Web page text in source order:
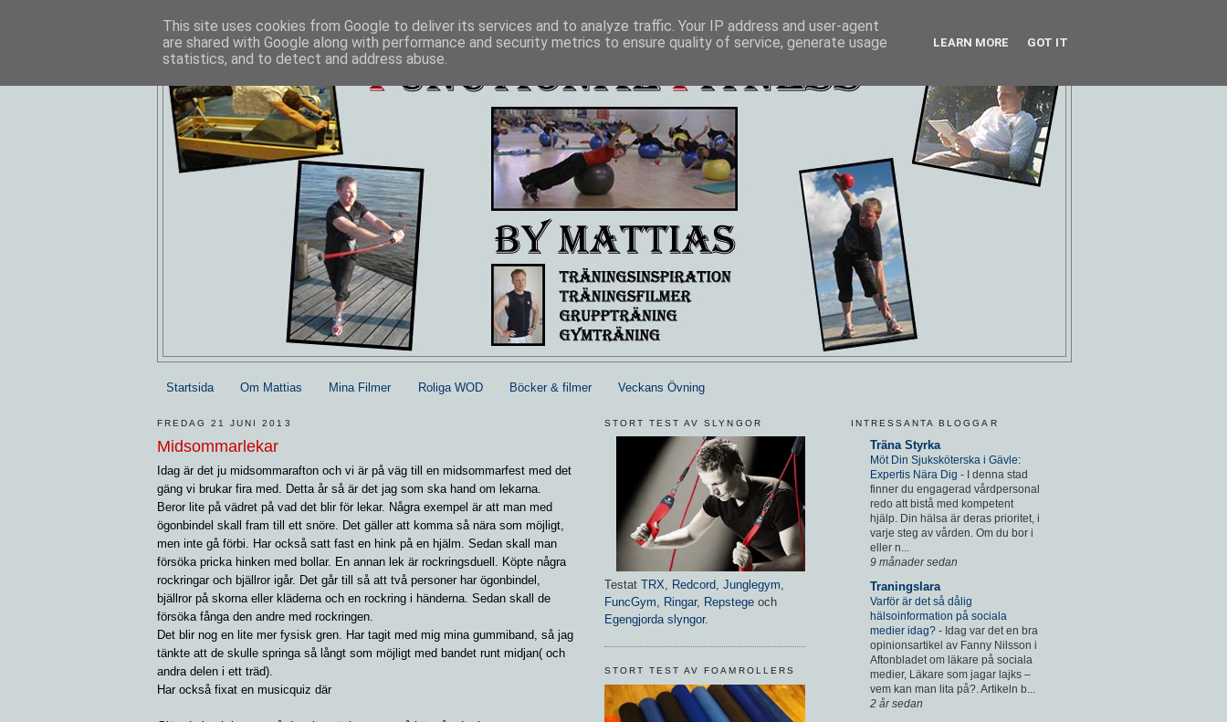
Startsida Om Mattias Mina Filmer Roliga WOD Böcker & filmer Veckans Övning
FREDAG 21 JUNI 2013
Midsommarlekar
Idag är det ju midsommarafton och vi är på väg till en midsommarfest med det
gäng vi brukar fira med. Detta år så är det jag som ska hand om lekarna.
Beror lite på vädret på vad det blir för lekar. Några exempel är att man med
ögonbindel skall fram till ett snöre. Det gäller att komma så nära som möjligt,
men inte gå förbi. Har också satt fast en hink på en hjälm. Sedan skall man
försöka pricka hinken med bollar. En annan lek är rockringsduell. Köpte några
rockringar och bjällror igår. Det går till så att två personer har ögonbindel,
bjällror på skorna eller kläderna och en rockring i händerna. Sedan skall de
försöka fånga den andre med rockringen.
Det blir nog en lite mer fysisk gren. Har tagit med mig mina gummiband, så jag
tänkte att de skulle springa så långt som möjligt med bandet runt midjan( och
andra delen i ett träd).
Har också fixat en musicquiz där
INTRESSANTA BLOGGAR
Träna Styrka
Möt Din Sjuksköterska i Gävle:
Expertis Nära Dig -
I denna stad
finner du engagerad vårdpersonal
redo att bistå med kompetent
hjälp. Din hälsa är deras prioritet, i
varje steg av vården. Om du bor i
eller n...
9 månader sedan
Traningslara
Varför är det så dålig
hälsoinformation på sociala
medier idag? - Idag var det en bra
opinionsartikel av Fanny Nilsson i
Aftonbladet om läkare på sociala
medier, Läkare som jagar lajks –
vem kan man lita på?. Artikeln b...
2 år sedan
STORT TEST AV SLYNGOR
Testat TRX, Redcord, Junglegym,
FuncGym, Ringar, Repstege och
Egengjorda slyngor.
STORT TEST AV FOAMROLLERS
This site uses cookies from Google to deliver its services and to analyze traffic. Your IP address and user-agent
are shared with Google along with performance and security metrics to ensure quality of service, generate usage
statistics, and to detect and address abuse.
LEARN MORE GOT IT